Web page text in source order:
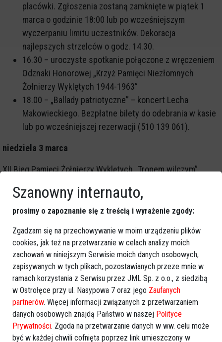
placówki. Zgłoszenia zostaną zamknięte w piątek 1
marca o godzinie 18:00 lub po wcześniejszym
wyczerpaniu limitu uczestników. Dekoracja
najlepszych strzelców o godz. 14.30.
16.30 – uroczyste spotkanie połączone z wręczeniem
Odznaki Honorowej „Krzyż Pamięci Niezłomnych
Żołnierzy Wyklętych 1944-1963”
18.00 – „Ballady patriotyczne” – koncert Lecha
Makowieckiego. Bezpłatne bilety do odebrania w kasie
lub po wcześniejszej rezerwacji (510 139 061).
niedziela 3 marca
XII Bieg Pamięci Żołnierzy Wyklętych „Tropem wilczym”
START:
12.00 – 1963 m (bieg)
12.10 – 1963 m (nordic walking)
12.30 – 5 km (bieg)
Od 1 do 3 marca bezpłatne:
zwiedzanie wystawy stałej
piątek, sobota – ostatnie wejście o godz. 16.30
niedziela – ostatnie wejście o godz. 14.30
korzystanie ze strzelnicy cyfrowej
piątek, sobota – ostatnie wejście o godz. 17.00
Szanowny internauto,
prosimy o zapoznanie się z treścią i wyrażenie zgody:
Zgadzam się na przechowywanie w moim urządzeniu plików
cookies, jak też na przetwarzanie w celach analizy moich
zachowań w niniejszym Serwisie moich danych osobowych,
zapisywanych w tych plikach, pozostawianych przeze mnie w
ramach korzystania z Serwisu przez JML Sp. z o.o., z siedzibą
w Ostrołęce przy ul. Nasypowa 7 oraz jego Zaufanych
partnerów. Więcej informacji związanych z przetwarzaniem
danych osobowych znajdą Państwo w naszej Polityce
Prywatności. Zgoda na przetwarzanie danych w ww. celu może
być w każdej chwili cofnięta poprzez link umieszczony w